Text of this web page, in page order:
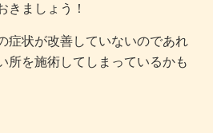
きましょう！
症状が改善していないのであれ
所を施術してしまっているかも